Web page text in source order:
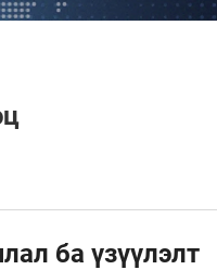
ба үзүүлэлт